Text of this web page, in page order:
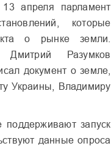
13 апреля парламент
которые
о рынке земли.
Дмитрий Разумков
документ о земле,
Украины, Владимиру
поддерживают запуск
данные опроса